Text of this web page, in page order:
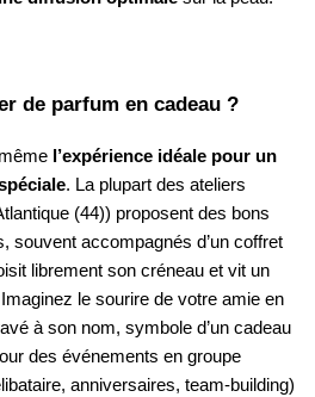
de parfum en cadeau ?
l’expérience idéale pour un
. La plupart des ateliers
(44)) proposent des bons
souvent accompagnés d’un coffret
librement son créneau et vit un
le sourire de votre amie en
à son nom, symbole d’un cadeau
des événements en groupe
anniversaires, team-building)